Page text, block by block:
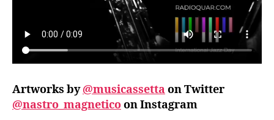
Artworks by@musicassettaon Twitter
@nastro_magneticoon Instagram